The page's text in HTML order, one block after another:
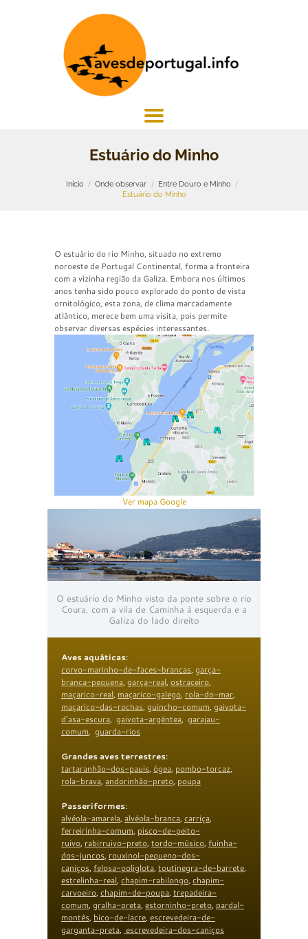
Estuário do Minho
Início Onde observar
Entre Douro e Minho
Estuário do Minho
O estuário do rio Minho, situado no extremo
noroeste de Portugal Continental, forma a fronteira
com a vizinha região da Galiza. Embora nos últimos
anos tenha sido pouco explorado do ponto de vista
ornitológico, esta zona, de clima marcadamente
atlântico, merece bem uma visita, pois permite
observar diversas espécies interessantes.
Ver mapa Google
O estuário do Minho visto da ponte sobre o rio
Coura, com a vila de Caminha à esquerda e a
Galiza do lado direito
Aves aquáticas:
corvo-marinho-de-faces-brancas, garça-
branca-pequena, garça-real, ostraceiro,
maçarico-real, maçarico-galego, rola-do-mar,
maçarico-das-rochas, guincho-comum, gaivota-
d’asa-escura, gaivota-argêntea, garajau-
comum, guarda-rios
Grandes aves terrestres:
tartaranhão-dos-pauis, ógea, pombo-torcaz,
rola-brava, andorinhão-preto, poupa
Passeriformes:
alvéola-amarela, alvéola-branca, carriça,
ferreirinha-comum, pisco-de-peito-
ruivo, rabirruivo-preto, tordo-músico, fuinha-
dos-juncos, rouxinol-pequeno-dos-
caniços, felosa-poliglota, toutinegra-de-barrete,
estrelinha-real, chapim-rabilongo, chapim-
carvoeiro, chapim-de-poupa, trepadeira-
comum, gralha-preta, estorninho-preto, pardal-
montês, bico-de-lacre, escrevedeira-de-
garganta-preta, escrevedeira-dos-caniços